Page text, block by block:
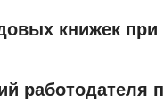
книжек